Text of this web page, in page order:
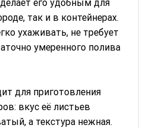
его удобным для
так и в контейнерах.
ухаживать, не требует
умеренного полива
для приготовления
вкус её листьев
а текстура нежная.